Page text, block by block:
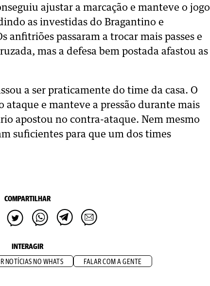
ajustar a marcação e manteve o jogo
as investidas do Bragantino e
anfitriões passaram a trocar mais passes e
mas a defesa bem postada afastou as
a ser praticamente do time da casa. O
ataque e manteve a pressão durante mais
apostou no contra-ataque. Nem mesmo
suficientes para que um dos times
COMPARTILHAR
INTERAGIR
NOTÍCIAS NO WHATS FALAR COM A GENTE